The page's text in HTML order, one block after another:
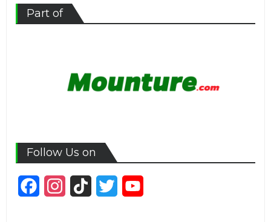
Part of
Follow Us on
FacebookInstagram
TikTok Twitter